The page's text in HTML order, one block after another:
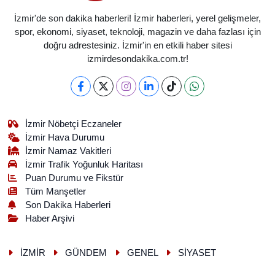
İzmir'de son dakika haberleri! İzmir haberleri, yerel gelişmeler,
spor, ekonomi, siyaset, teknoloji, magazin ve daha fazlası için
doğru adrestesiniz. İzmir'in en etkili haber sitesi
izmirdesondakika.com.tr!
İzmir Nöbetçi Eczaneler
İzmir Hava Durumu
İzmir Namaz Vakitleri
İzmir Trafik Yoğunluk Haritası
Puan Durumu ve Fikstür
Tüm Manşetler
Son Dakika Haberleri
Haber Arşivi
İZMİR GÜNDEM GENEL
SİYASET